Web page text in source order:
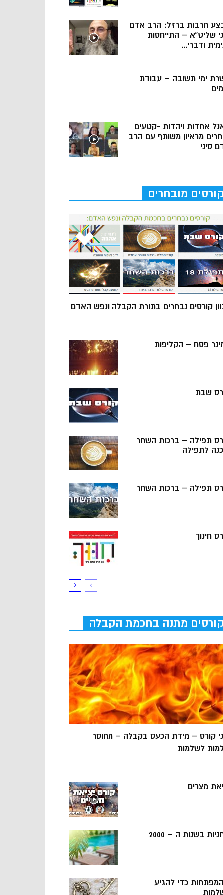
חרבות ברזל: הרב אדם
שליט”א – התייחסות
ודברי...
ימי תשובה – עבודת
אחדות ויהדות -קטעים
מראיון משותף עם הרב
סיני
קורסים מובחרים
קורסים נבחרים בתורת הקבלה ונפש האדם
פסח – הקליפות
שבת
תפילה – ברכות השחר
לתפילה
תפילה – ברכות השחר
חינוך
קורסים מתנה בחכמת הקבלה
קורס – מידת הכעס בקבלה – מחוסר
לשלמות
מצרים
בשנות ה – 2000
5 המפתחות כדי להגיע